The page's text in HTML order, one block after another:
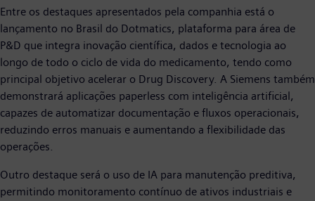
Entre os destaques apresentados pela companhia está o
lançamento no Brasil do Dotmatics, plataforma para área de
P&D que integra inovação científica, dados e tecnologia ao
longo de todo o ciclo de vida do medicamento, tendo como
principal objetivo acelerar o Drug Discovery. A Siemens também
demonstrará aplicações paperless com inteligência artificial,
capazes de automatizar documentação e fluxos operacionais,
reduzindo erros manuais e aumentando a flexibilidade das
operações.
Outro destaque será o uso de IA para manutenção preditiva,
permitindo monitoramento contínuo de ativos industriais e